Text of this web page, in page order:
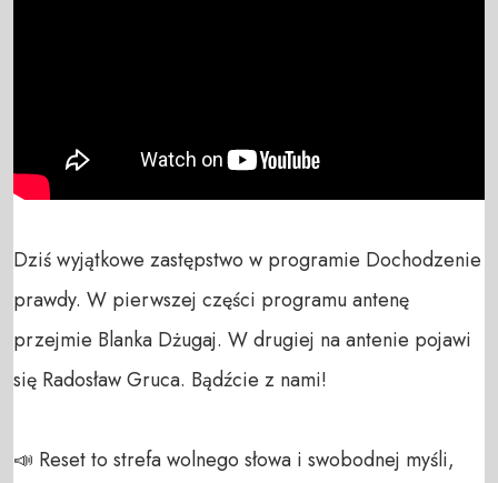
Dziś wyjątkowe zastępstwo w programie Dochodzenie
prawdy. W pierwszej części programu antenę
przejmie Blanka Dżugaj. W drugiej na antenie pojawi
się Radosław Gruca. Bądźcie z nami!
📣 Reset to strefa wolnego słowa i swobodnej myśli,